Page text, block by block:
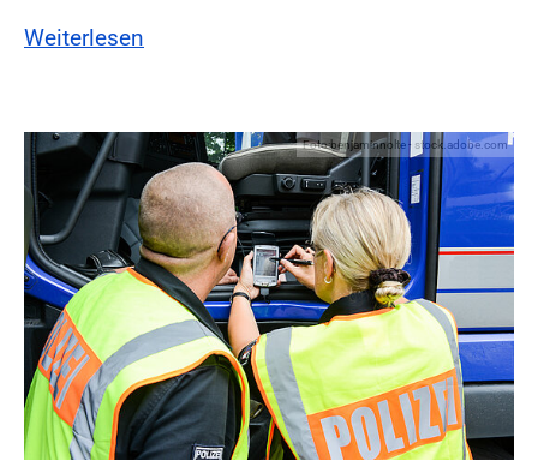
Weiterlesen
Foto:benjaminnolte - stock.adobe.com